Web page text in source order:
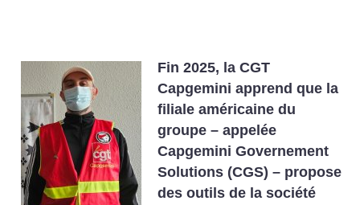
Fin 2025, la CGT
Capgemini apprend que la
filiale américaine du
groupe – appelée
Capgemini Governement
Solutions (CGS) – propose
des outils de la société